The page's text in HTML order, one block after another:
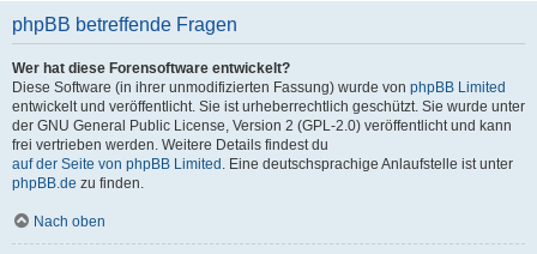
phpBB betreffende Fragen
Wer hat diese Forensoftware entwickelt?
Diese Software (in ihrer unmodifizierten Fassung) wurde von phpBB Limited
entwickelt und veröffentlicht. Sie ist urheberrechtlich geschützt. Sie wurde unter
der GNU General Public License, Version 2 (GPL-2.0) veröffentlicht und kann
frei vertrieben werden. Weitere Details findest du
auf der Seite von phpBB Limited . Eine deutschsprachige Anlaufstelle ist unter
phpBB.de zu finden.
Nach oben